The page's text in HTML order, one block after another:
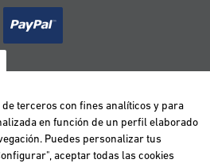
/ BELGIQUE
terceros con fines analíticos y para
en función de un perfil elaborado
Puedes personalizar tus
aceptar todas las cookies